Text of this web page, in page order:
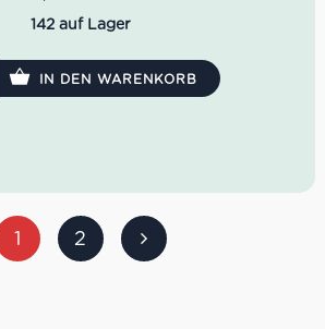
und frisch mit Anklängen an
Samtige Fülle und gute Säurestruktur.
142 auf Lager
IN DEN WARENKORB
1 2